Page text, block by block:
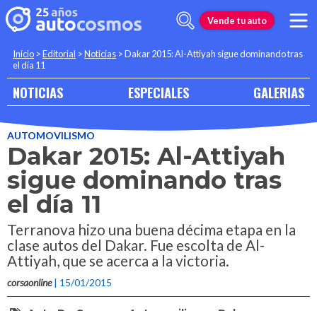
Vende tu auto
Inicio >Editorial >Noticias >Dakar 2015: Al-Attiyah sigue dominando tras
el día 11
NOTICIAS ESPECIALES GALERIAS
AUTOMOVILISMO
Dakar 2015: Al-Attiyah
sigue dominando tras
el día 11
Terranova hizo una buena décima etapa en la
clase autos del Dakar. Fue escolta de Al-
Attiyah, que se acerca a la victoria.
corsaonline | 15/01/2015